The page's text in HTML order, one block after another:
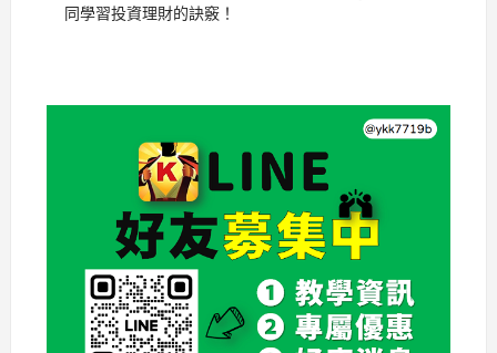
同學習投資理財的訣竅！